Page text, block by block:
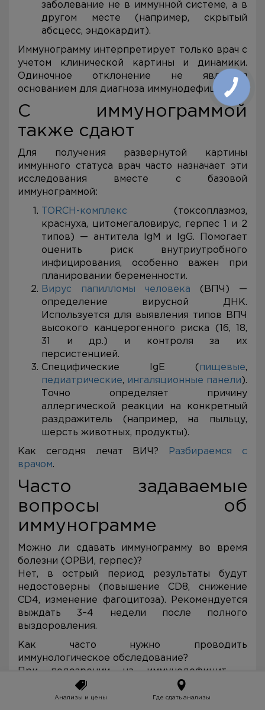
заболевание не в иммунной системе, а в
другом месте (например, скрытый
абсцесс, эндокардит).
Иммунограмму интерпретирует только врач с
учетом клинической картины и динамики.
Одиночное отклонение не является
основанием для диагноза иммунодефицита.
С иммунограммой
также сдают
Для получения развернутой картины
иммунного статуса врач часто назначает эти
исследования вместе с базовой
иммунограммой:
TORCH-комплекс (токсоплазмоз,
краснуха, цитомегаловирус, герпес 1 и 2
типов) — антитела IgM и IgG. Помогает
оценить риск внутриутробного
инфицирования, особенно важен при
планировании беременности.
Вирус папилломы человека (ВПЧ) —
определение вирусной ДНК.
Используется для выявления типов ВПЧ
высокого канцерогенного риска (16, 18,
31 и др.) и контроля за их
персистенцией.
Специфические IgE ( пищевые,
педиатрические, ингаляционные панели ).
Точно определяет причину
аллергической реакции на конкретный
раздражитель (например, на пыльцу,
шерсть животных, продукты).
Как сегодня лечат ВИЧ? Разбираемся с
врачом.
Часто задаваемые
вопросы об
иммунограмме
Можно ли сдавать иммунограмму во время
болезни (ОРВИ, герпес)?
Нет, в острый период результаты будут
недостоверны (повышение CD8, снижение
CD4, изменение фагоцитоза). Рекомендуется
выждать 3–4 недели после полного
выздоровления.
Как часто нужно проводить
иммунологическое обследование?
При подозрении на иммунодефицит —
однократно для скрининга. Если найдены
отклонения — через 3–6 месяцев повтор для
Анализы и цены Где сдать анализы